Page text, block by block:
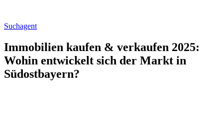
Suchagent
Immobilien kaufen & verkaufen 2025:
Wohin entwickelt sich der Markt in
Südostbayern?